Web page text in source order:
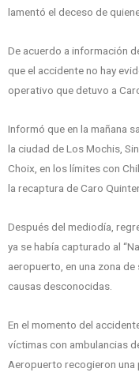
lamentó el deceso de
De acuerdo a información
que el accidente no hay
operativo que detuvo a
Informó que en la mañana
la ciudad de Los Mochis,
Choix, en los límites con
la recaptura de Caro
Después del mediodía,
ya se había capturado al
aeropuerto, en una zona
causas desconocidas.
En el momento del
víctimas con ambulancias
Aeropuerto recogieron